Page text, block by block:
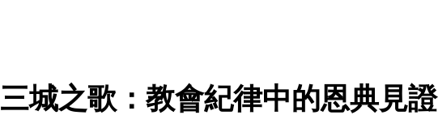
三城之歌：教會紀律中的恩典見證